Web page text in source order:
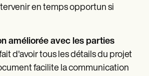
en temps opportun si
améliorée avec les parties
d'avoir tous les détails du projet
facilite la communication